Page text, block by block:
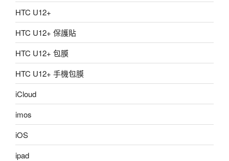
HTC U12+
HTC U12+ 保護貼
HTC U12+ 包膜
HTC U12+ 手機包膜
iCloud
imos
iOS
ipad